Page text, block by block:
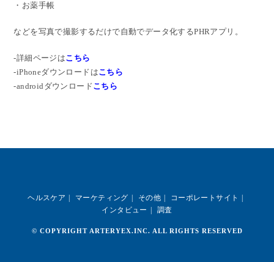
・お薬手帳
などを写真で撮影するだけで自動でデータ化するPHRアプリ。
-詳細ページはこちら
-iPhoneダウンロードはこちら
-androidダウンロードこちら
ヘルスケア マーケティング その他
コーポレートサイト
インタビュー
調査
© COPYRIGHT ARTERYEX.INC. ALL RIGHTS RESERVED